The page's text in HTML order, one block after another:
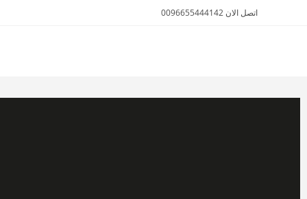
اتصل الان 0096655444142